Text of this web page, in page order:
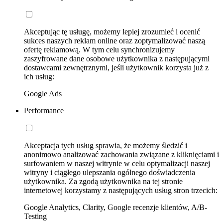
Akceptując tę usługę, możemy lepiej zrozumieć i ocenić
sukces naszych reklam online oraz zoptymalizować naszą
ofertę reklamową. W tym celu synchronizujemy
zaszyfrowane dane osobowe użytkownika z następującymi
dostawcami zewnętrznymi, jeśli użytkownik korzysta już z
ich usług:
Google Ads
Performance
Akceptacja tych usług sprawia, że możemy śledzić i
anonimowo analizować zachowania związane z kliknięciami i
surfowaniem w naszej witrynie w celu optymalizacji naszej
witryny i ciągłego ulepszania ogólnego doświadczenia
użytkownika. Za zgodą użytkownika na tej stronie
internetowej korzystamy z następujących usług stron trzecich:
Google Analytics, Clarity, Google recenzje klientów, A/B-
Testing